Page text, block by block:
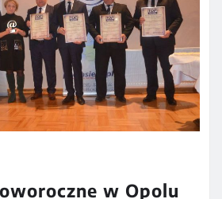
w Opolu